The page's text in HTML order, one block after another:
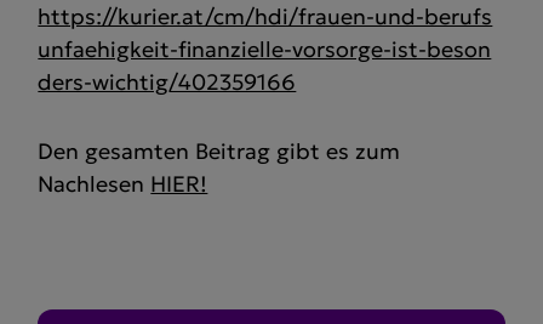
https://kurier.at/cm/hdi/frauen-und-berufs
unfaehigkeit-finanzielle-vorsorge-ist-beson
ders-wichtig/402359166
Den gesamten Beitrag gibt es zum
Nachlesen HIER!